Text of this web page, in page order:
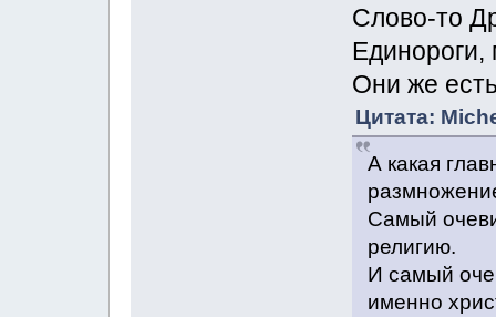
Слово-то
Они же
Цитата:
А какая
Самый
религию.
И самый
именно